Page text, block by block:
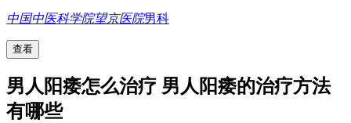
中国中医科学院望京医院男科
查看
男人阳痿怎么治疗 男人阳痿的治疗方法
有哪些